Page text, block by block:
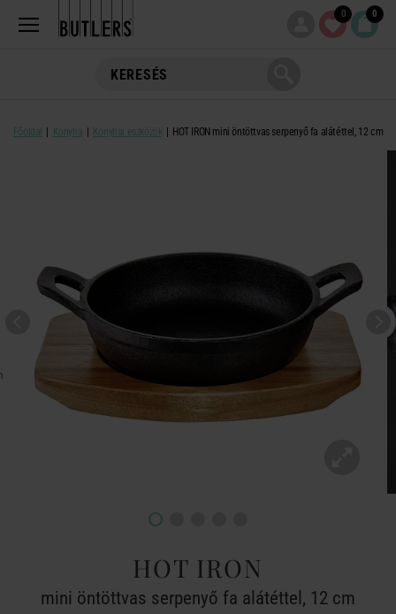
0 0
Főoldal Konyha Konyhai eszközök HOT IRON mini öntöttvas serpenyő fa alátéttel, 12 cm
HOT IRON
mini öntöttvas serpenyő fa alátéttel, 12 cm